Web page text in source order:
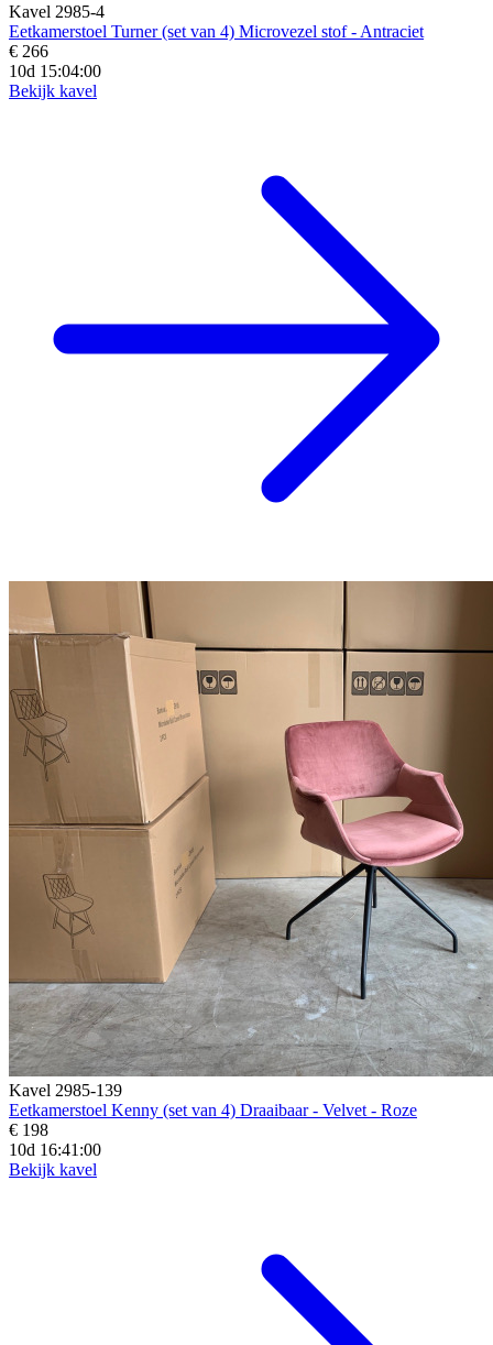
Kavel 2985-4
Eetkamerstoel Turner (set van 4) Microvezel stof - Antraciet
€ 266
10d 15:03:58
Bekijk kavel
Kavel 2985-139
Eetkamerstoel Kenny (set van 4) Draaibaar - Velvet - Roze
€ 198
10d 16:40:58
Bekijk kavel